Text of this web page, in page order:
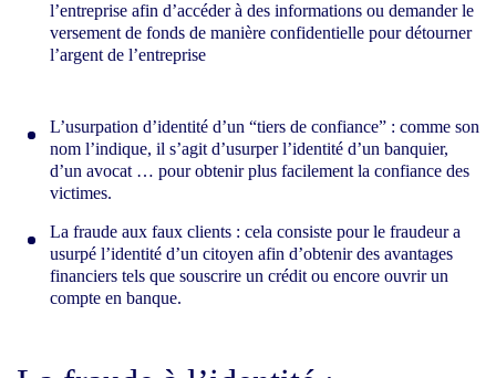
l’entreprise afin d’accéder à des informations ou demander le
versement de fonds de manière confidentielle pour détourner
l’argent de l’entreprise
L’usurpation d’identité d’un “tiers de confiance” : comme son
nom l’indique, il s’agit d’usurper l’identité d’un banquier,
d’un avocat … pour obtenir plus facilement la confiance des
victimes.
La fraude aux faux clients : cela consiste pour le fraudeur a
usurpé l’identité d’un citoyen afin d’obtenir des avantages
financiers tels que souscrire un crédit ou encore ouvrir un
compte en banque.